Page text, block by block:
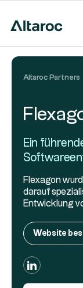
Altaroc Partners
Ein
Flexagon
darauf
Entwicklung
Website